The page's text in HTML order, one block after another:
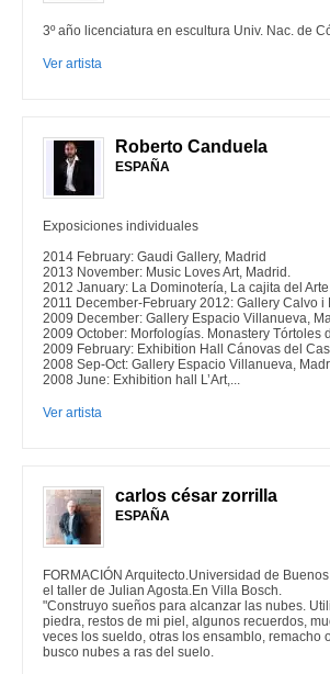
3º año licenciatura en escultura Univ. Nac. de
Ver artista
Roberto Canduela
ESPAÑA
Exposiciones individuales
2014 February: Gaudi Gallery, Madrid
2013 November: Music Loves Art, Madrid.
2012 January: La Dominotería, La cajita del
2011 December-February 2012: Gallery Calvo i
2009 December: Gallery Espacio Villanueva,
2009 October: Morfologías. Monastery Tórtoles
2009 February: Exhibition Hall Cánovas del
2008 Sep-Oct: Gallery Espacio Villanueva,
2008 June: Exhibition hall L’Art,...
Ver artista
carlos césar zorrilla
ESPAÑA
FORMACIÓN Arquitecto.Universidad de
el taller de Julian Agosta.En Villa Bosch.
"Construyo sueños para alcanzar las nubes.
piedra, restos de mi piel, algunos recuerdos,
veces los sueldo, otras los ensamblo, remacho
busco nubes a ras del suelo.